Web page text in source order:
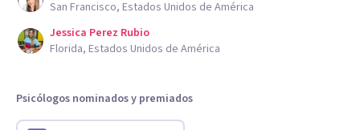
San Francisco, Estados Unidos de América
Jessica Perez Rubio
Florida, Estados Unidos de América
Psicólogos nominados y premiados